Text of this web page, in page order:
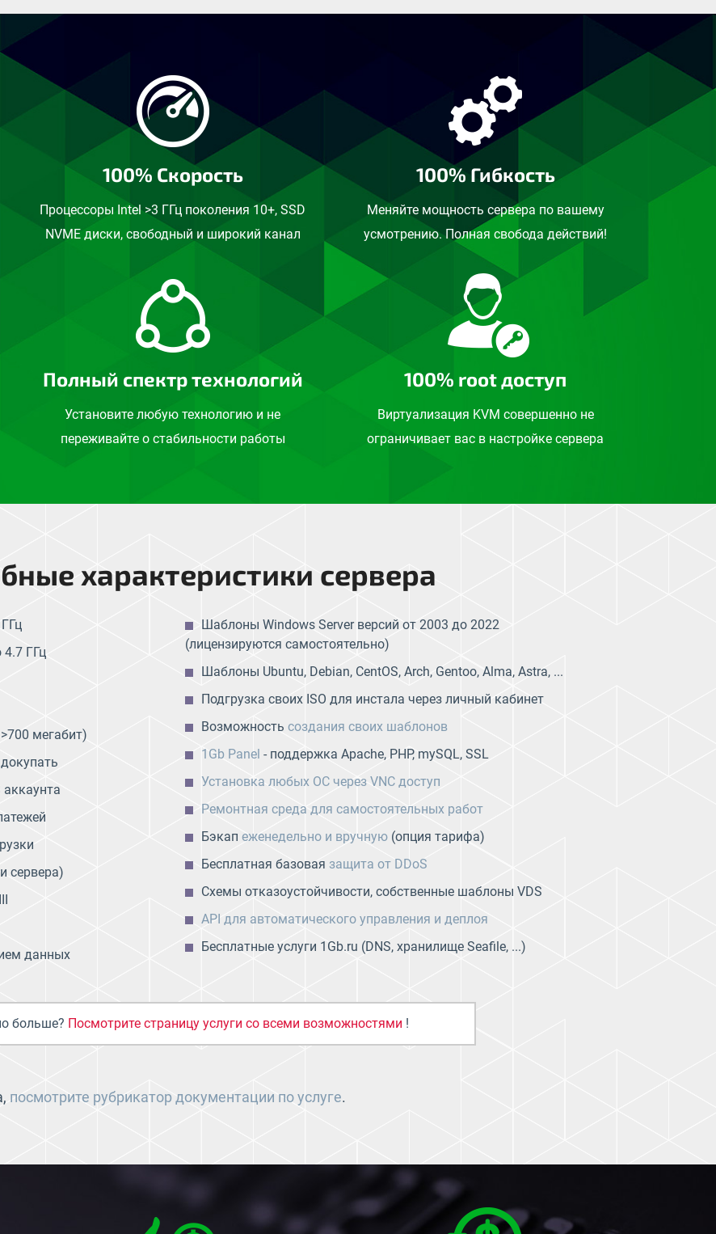
100% Скорость
Процессоры Intel >3 ГГц поколения 10+, SSD
NVME диски, свободный и широкий канал
100% Гибкость
Меняйте мощность сервера по вашему
усмотрению. Полная свобода действий!
Полный спектр технологий
Установите любую технологию и не
переживайте о стабильности работы
100% root доступ
Виртуализация KVM совершенно не
ограничивает вас в настройке сервера
характеристики сервера
4.7 ГГц
мегабит)
аккаунта
сервера)
данных
Шаблоны Windows Server версий от 2003 до 2022
(лицензируются самостоятельно)
Шаблоны Ubuntu, Debian, CentOS, Arch, Gentoo, Alma, Astra, ...
Подгрузка своих ISO для инстала через личный кабинет
Возможность создания своих шаблонов
1Gb Panel - поддержка Apache, PHP, mySQL, SSL
Установка любых ОС через VNC доступ
Ремонтная среда для самостоятельных работ
Бэкап еженедельно и вручную (опция тарифа)
Бесплатная базовая защита от DDoS
Схемы отказоустойчивости, собственные шаблоны VDS
API для автоматического управления и деплоя
Бесплатные услуги 1Gb.ru (DNS, хранилище Seafile, ...)
больше? Посмотрите страницу услуги со всеми возможностями !
посмотрите рубрикатор документации по услуге.